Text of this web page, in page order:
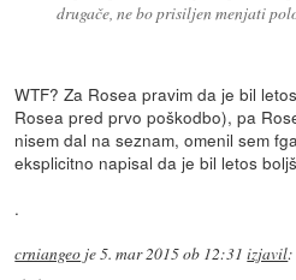
drugače, ne bo prisiljen menjati
WTF? Za Rosea pravim da je bil
Rosea pred prvo poškodbo), pa
nisem dal na seznam, omenil sem
eksplicitno napisal da je bil letos
.
crniangeo je5. mar 2015 ob 12:31 izjavil: